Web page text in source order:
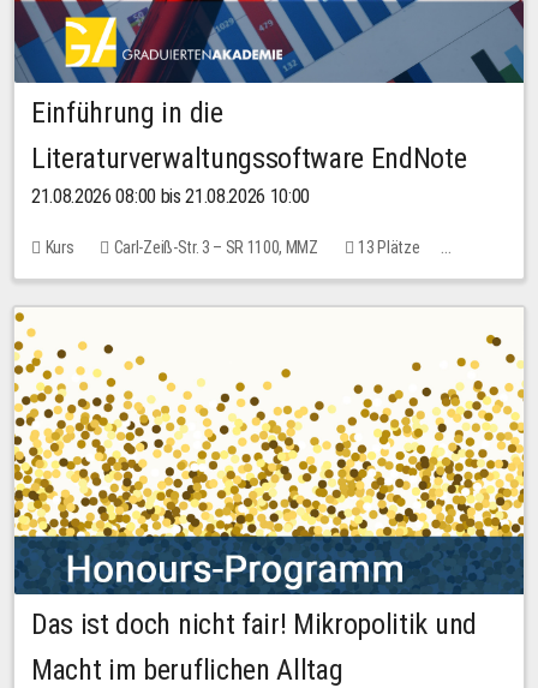
Einführung in die
Literaturverwaltungssoftware EndNote
21.08.2026 08:00 bis 21.08.2026 10:00
Kurs Carl-Zeiß-Str. 3 – SR 1100, MMZ
13 Plätze
10,00 EUR
Das ist doch nicht fair! Mikropolitik und
Macht im beruflichen Alltag